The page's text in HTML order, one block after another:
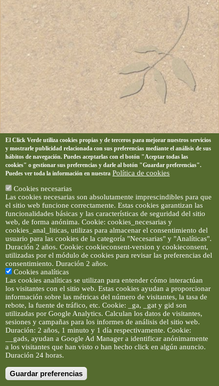
Artículos e imágenes son propiedad de elclickverde ©. No se
permite la difusión de los textos ni imágenes sin permiso de
El Click Verde utiliza cookies propias y de terceros para mejorar nuestros servicios
y mostrarle publicidad relacionada con sus preferencias mediante el análisis de sus
hábitos de navegación. Puedes aceptarlas con el botón "Aceptar todas las
cookies" o gestionar sus preferencias y darle al botón "Guardar preferencias".
Puedes ver toda la información en nuestra Política de cookies
Cookies necesarias
Las cookies necesarias son absolutamente imprescindibles para que
el sitio web funcione correctamente. Estas cookies garantizan las
funcionalidades básicas y las características de seguridad del sitio
web, de forma anónima. Cookie: cookies_necesarias y
cookies_anal_liticas, utilizas para almacenar el consentimiento del
usuario para las cookies de la categoría "Necesarias" y "Analíticas".
Duración 2 años. Cookie: cookieconsent-version y cookieconsent,
utilizadas por el módulo de cookies para revisar las preferencias del
consentimiento. Duración 2 años.
Cookies analíticas
Las cookies analíticas se utilizan para entender cómo interactúan
los visitantes con el sitio web. Estas cookies ayudan a proporcionar
información sobre las métricas del número de visitantes, la tasa de
rebote, la fuente de tráfico, etc. Cookie: _ga, _gat y gid son
utilizadas por Google Analytics. Calculan los datos de visitantes,
sesiones y campañas para los informes de análisis del sitio web.
Duración: 2 años, 1 minuto y 1 día respectivamente. Cookie:
__gads, ayudan a Google Ad Manager a identificar anónimamente
a los visitantes que han visto o han hecho click en algún anuncio.
Duración 24 horas.
Guardar preferencias